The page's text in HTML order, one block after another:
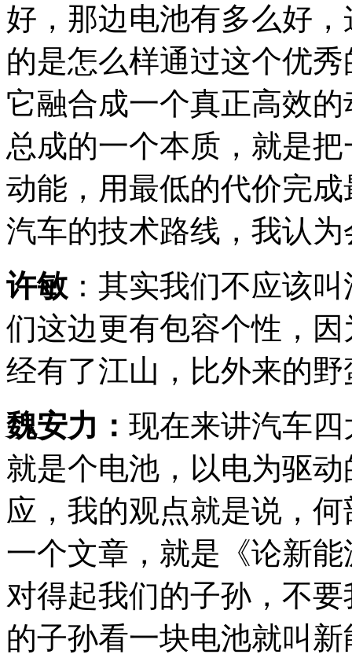
好，那边电池有多么好
的是怎么样通过这个优
它融合成一个真正高效
总成的一个本质，就是
动能，用最低的代价完
汽车的技术路线，我认
许敏 ：其实我们不应该
们这边更有包容个性，
经有了江山，比外来的
魏安力： 现在来讲汽车
就是个电池，以电为驱
应，我的观点就是说，
一个文章，就是《论新
对得起我们的子孙，不
的子孙看一块电池就叫